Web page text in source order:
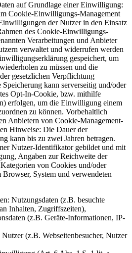
auf Grundlage einer Einwilligung:
Cookie-Einwilligungs-Management
der Nutzer in den Einsatz
des Cookie-Einwilligungs-
Verarbeitungen und Anbieter
verwaltet und widerrufen werden
gespeichert, um
zu müssen und die
gesetzlichen Verpflichtung
kann serverseitig und/oder
Opt-In-Cookie, bzw. mithilfe
erfolgen, um die Einwilligung einem
zu können. Vorbehaltlich
Anbietern von Cookie-Management-
Hinweise: Die Dauer der
kann bis zu zwei Jahren betragen.
Nutzer-Identifikator gebildet und mit
Angaben zur Reichweite der
von Cookies und/oder
System und verwendeten
Nutzungsdaten (z.B. besuchte
Inhalten, Zugriffszeiten),
(z.B. Geräte-Informationen, IP-
(z.B. Webseitenbesucher, Nutzer